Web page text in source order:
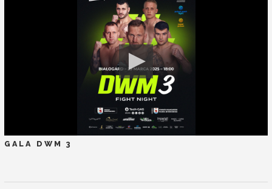
GALA DWM 3